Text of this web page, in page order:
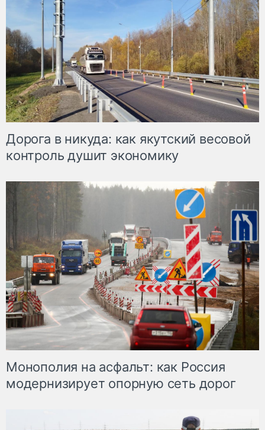
Дорога в никуда: как якутский весовой
контроль душит экономику
Монополия на асфальт: как Россия
модернизирует опорную сеть дорог